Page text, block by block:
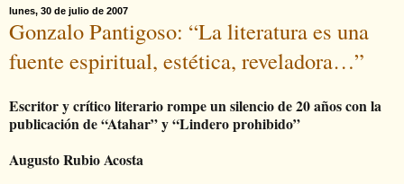
lunes, 30 de julio de 2007
Gonzalo Pantigoso: “La literatura es una
fuente espiritual, estética, reveladora…”
Escritor y crítico literario rompe un silencio de 20 años con la
publicación de “Atahar” y “Lindero prohibido”
Augusto Rubio Acosta